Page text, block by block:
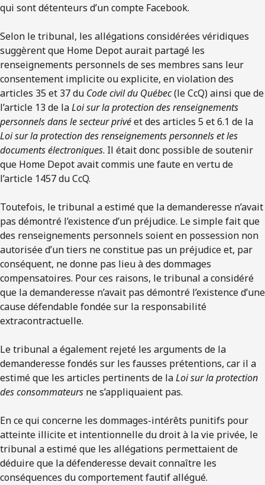
qui sont détenteurs d’un compte Facebook.
Selon le tribunal, les allégations considérées véridiques
suggèrent que Home Depot aurait partagé les
renseignements personnels de ses membres sans leur
consentement implicite ou explicite, en violation des
articles 35 et 37 du Code civil du Québec(le CcQ) ainsi que de
l’article 13 de laLoi sur la protection des renseignements
personnels dans le secteur privéet des articles 5 et 6.1 de la
Loi sur la protection des renseignements personnels et les
documents électroniques. Il était donc possible de soutenir
que Home Depot avait commis une faute en vertu de
l’article 1457 du CcQ.
Toutefois, le tribunal a estimé que la demanderesse n’avait
pas démontré l’existence d’un préjudice. Le simple fait que
des renseignements personnels soient en possession non
autorisée d’un tiers ne constitue pas un préjudice et, par
conséquent, ne donne pas lieu à des dommages
compensatoires. Pour ces raisons, le tribunal a considéré
que la demanderesse n’avait pas démontré l’existence d’une
cause défendable fondée sur la responsabilité
extracontractuelle.
Le tribunal a également rejeté les arguments de la
demanderesse fondés sur les fausses prétentions, car il a
estimé que les articles pertinents de laLoi sur la protection
des consommateurs ne s’appliquaient pas.
En ce qui concerne les dommages-intérêts punitifs pour
atteinte illicite et intentionnelle du droit à la vie privée, le
tribunal a estimé que les allégations permettaient de
déduire que la défenderesse devait connaître les
conséquences du comportement fautif allégué.